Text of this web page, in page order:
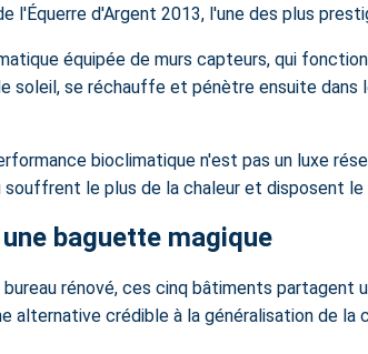
l'Équerre d'Argent 2013, l'une des plus
équipée de murs capteurs, qui
soleil, se réchauffe et pénètre ensuite
bioclimatique n'est pas un luxe
le plus de la chaleur et disposent
baguette magique
rénové, ces cinq bâtiments
alternative crédible à la généralisation de